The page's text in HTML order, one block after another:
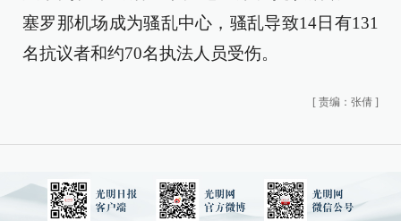
塞罗那机场成为骚乱中心，骚乱导致14日有131
名抗议者和约70名执法人员受伤。
[ 责编：张倩 ]